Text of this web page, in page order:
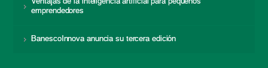
emprendedores
BanescoInnova anuncia su tercera edición